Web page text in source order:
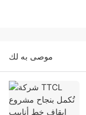
موصى به لك